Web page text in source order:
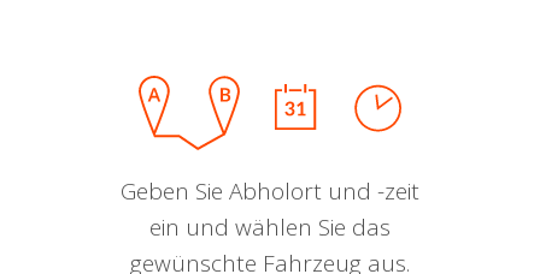
Geben Sie Abholort und -zeit
ein und wählen Sie das
gewünschte Fahrzeug aus.